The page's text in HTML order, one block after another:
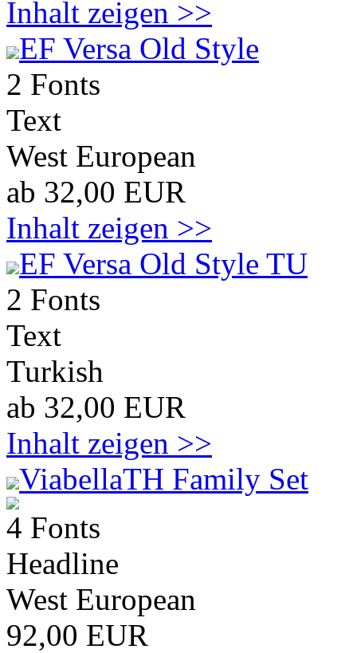
Inhalt zeigen >>
EF Versa Old Style
2 Fonts
Text
West European
ab 32,00 EUR
Inhalt zeigen >>
EF Versa Old Style TU
2 Fonts
Text
Turkish
ab 32,00 EUR
Inhalt zeigen >>
ViabellaTH Family Set
4 Fonts
Headline
West European
92,00 EUR